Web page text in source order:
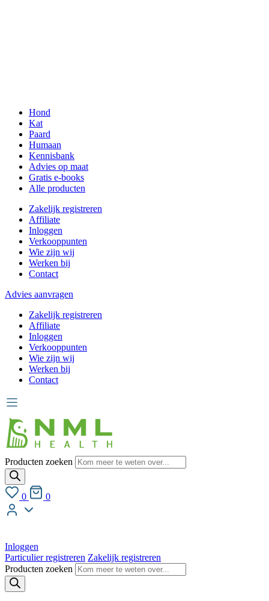
Hond
Kat
Paard
Humaan
Kennisbank
Advies op maat
Gratis e-books
Alle producten
Zakelijk registreren
Affiliate
Inloggen
Verkooppunten
Wie zijn wij
Werken bij
Contact
Advies aanvragen
Zakelijk registreren
Affiliate
Inloggen
Verkooppunten
Wie zijn wij
Werken bij
Contact
Producten zoeken
0 0
Inloggen
Particulier registreren Zakelijk registreren
Producten zoeken